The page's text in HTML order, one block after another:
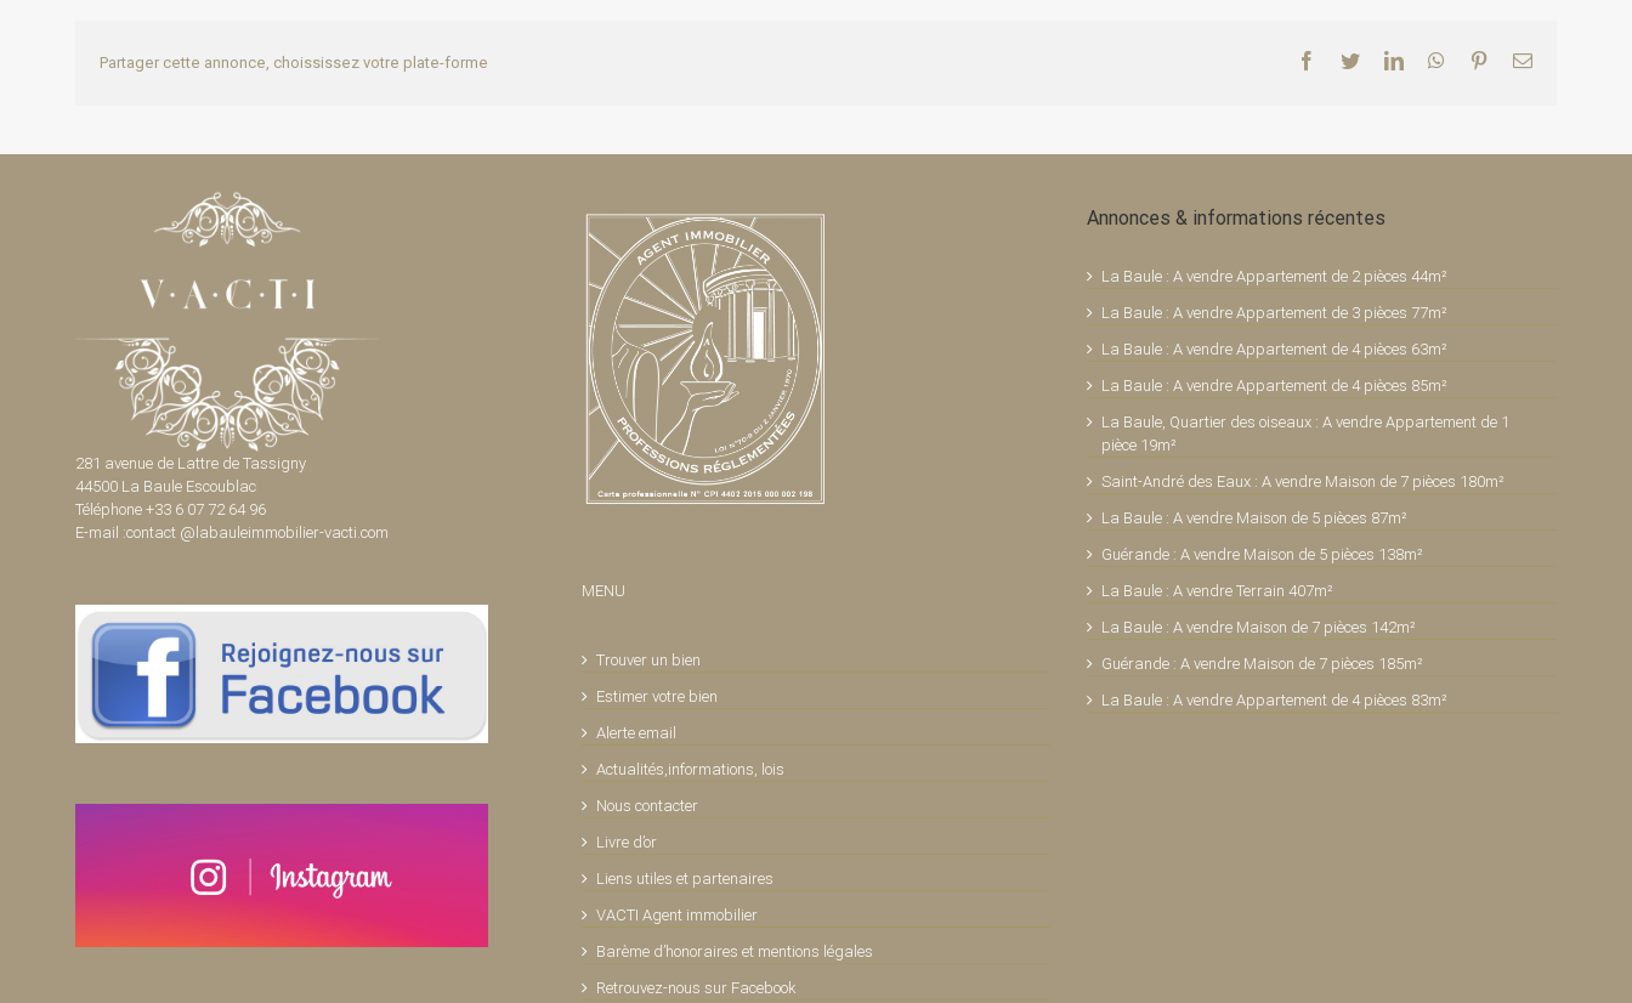
Partager cette annonce, choississez votre plate-forme Facebook
TwitterLinkedInWhatsApp
PinterestEmail
281 avenue de Lattre de Tassigny
44500 La Baule Escoublac
Téléphone +33 6 07 72 64 96
E-mail :contact @labauleimmobilier-vacti.com
MENU
Trouver un bien
Estimer votre bien
Alerte email
Actualités,informations, lois
Nous contacter
Livre d’or
Liens utiles et partenaires
VACTI Agent immobilier
Barème d’honoraires et mentions légales
Retrouvez-nous sur Facebook
Annonces & informations récentes
La Baule : A vendre Appartement de 2 pièces 44m²
La Baule : A vendre Appartement de 3 pièces 77m²
La Baule : A vendre Appartement de 4 pièces 63m²
La Baule : A vendre Appartement de 4 pièces 85m²
La Baule, Quartier des oiseaux : A vendre Appartement de 1
pièce 19m²
Saint-André des Eaux : A vendre Maison de 7 pièces 180m²
La Baule : A vendre Maison de 5 pièces 87m²
Guérande : A vendre Maison de 5 pièces 138m²
La Baule : A vendre Terrain 407m²
La Baule : A vendre Maison de 7 pièces 142m²
Guérande : A vendre Maison de 7 pièces 185m²
La Baule : A vendre Appartement de 4 pièces 83m²